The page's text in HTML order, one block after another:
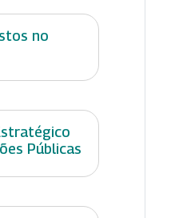
no
Públicas